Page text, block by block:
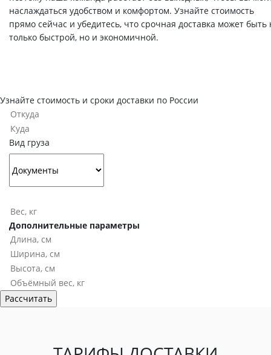
наслаждаться удобством и комфортом. Узнайте стоимость
прямо сейчас и убедитесь, что срочная доставка может быть
только быстрой, но и экономичной.
Узнайте стоимость и сроки доставки по России
Вид груза
Дополнительные параметры